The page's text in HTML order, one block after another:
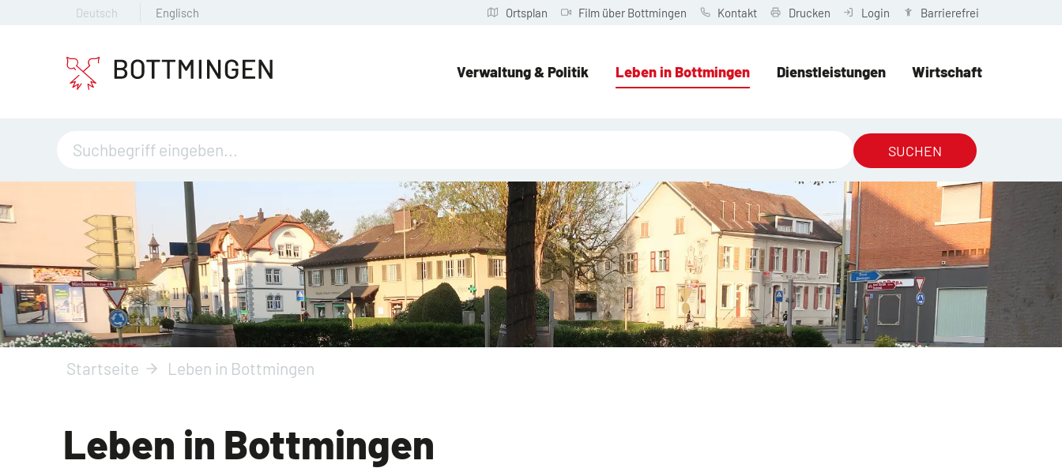
Deutsch Englisch Ortsplan Film über Bottmingen Kontakt Drucken Login Barrierefrei
Verwaltung & Politik Leben in Bottmingen Dienstleistungen Wirtschaft
SUCHEN
Startseite Leben in Bottmingen
Leben in Bottmingen